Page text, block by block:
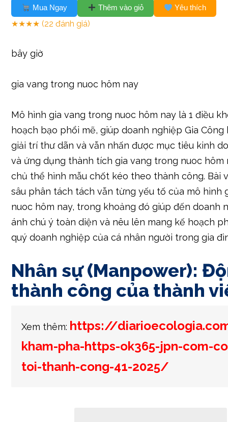
Mua Ngay Thêm vào giỏ Yêu thích
★★★★(22 đánh giá)
bây giờ
gia vang trong nuoc hôm nay
Mô hình gia vang trong nuoc hôm nay là 1 điều
hoạch bạo phổi mẽ, giúp doanh nghiệp Gia
giải trí thư dãn và vẫn nhấn được mục tiêu kinh
và ứng dụng thành tích gia vang trong nuoc hôm
chủ thể hình mẫu chốt kéo theo thành công. Bài
sâu phân tách tách vẫn từng yếu tố của mô hình
nuoc hôm nay, trong khoảng đó giúp đến doanh
ánh chú ý toàn diện và nêu lên mang kế hoạch
quý doanh nghiệp của cá nhân người trong gia
Nhân sự (Manpower):
thành công của thành
Xem thêm: https://
kham-pha-https-ok365-jpn-com-
toi-thanh-cong-41-2025/